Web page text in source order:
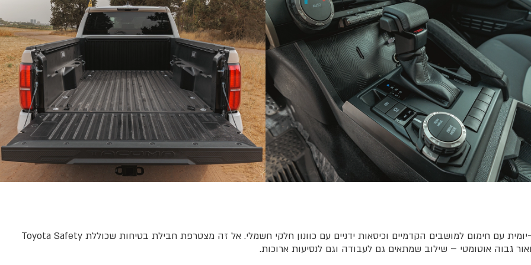
לצד יכולת העבודה, סביבת הנהג שומרת גם על נוחות שימוש יום-יומית עם חימום למושבים הקדמיים וכיסאות ידניים עם כוונון חלקי חשמלי. אל זה מצטרפת חבילת בטיחות שכוללת Toyota Safety